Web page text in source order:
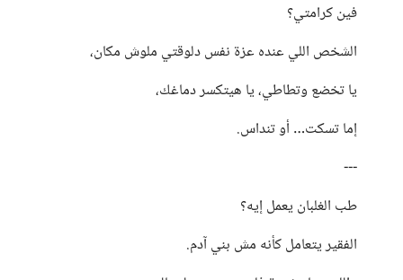
فين كرامتي؟
الشخص اللي عنده عزة نفس دلوقتي ملوش مكان،
يا تخضع وتطاطي، يا هيتكسر دماغك،
إما تسكت… أو تنداس.
---
طب الغلبان يعمل إيه؟
الفقير يتعامل كأنه مش بني آدم.